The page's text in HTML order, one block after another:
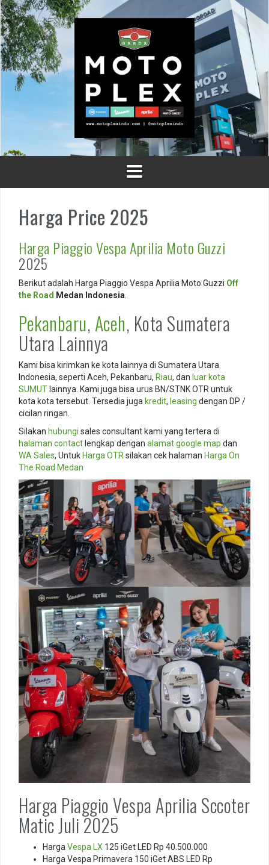
Skip
to
content
Harga Price 2025
Harga PiaggioVespa Aprilia Moto Guzzi
2025
Berikut adalah Harga Piaggio Vespa Aprilia Moto Guzzi Off
the Road Medan Indonesia
Pekanbaru, Aceh, Kota Sumatera
Utara Lainnya
Kami bisa kirimkan ke kota lainnya di Sumatera Utara
Indonesia, seperti Aceh, Pekanbaru, Riau, dan luar kota
SUMUT lainnya. Kami juga bisa urus BN/STNK OTR untuk
kota kota tersebut. Tersedia juga kredit, leasing dengan DP /
cicilan ringan.
Silakan hubungi sales consultant kami yang tertera di
halaman contact lengkap dengan alamatgoogle map dan
WA Sales, Untuk Harga OTR silakan cek halaman Harga On
The Road Medan
Harga Piaggio Vespa Aprilia Sccoter
Matic Juli 2025
HargaVespa LX 125 iGet LED Rp 40.500.000
Harga Vespa Primavera 150 iGet ABS LED Rp